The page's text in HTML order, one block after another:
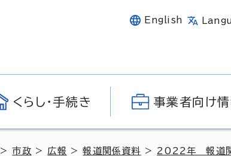
English
くらし・手続き 事業者向け
>市政 > 広報 >報道関係資料 > 2022年 報道